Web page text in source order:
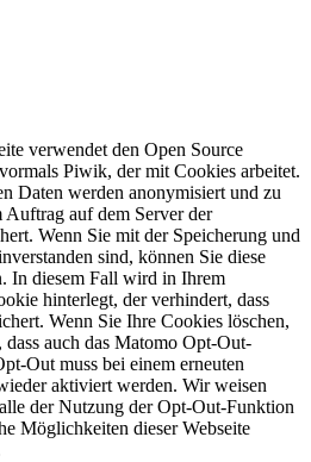
verwendet den Open Source
Piwik, der mit Cookies arbeitet.
Daten werden anonymisiert und zu
auf dem Server der
Wenn Sie mit der Speicherung und
sind, können Sie diese
In diesem Fall wird in Ihrem
hinterlegt, der verhindert, dass
Wenn Sie Ihre Cookies löschen,
auch das Matomo Opt-Out-
Out muss bei einem erneuten
aktiviert werden. Wir weisen
der Nutzung der Opt-Out-Funktion
Möglichkeiten dieser Webseite